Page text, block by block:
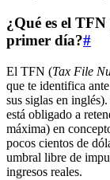
¿Qué es el
primer día?#
El TFN (Tax File
que te identifica
sus siglas en
está obligado a
máxima) en
pocos cientos de
umbral libre de
ingresos reales.